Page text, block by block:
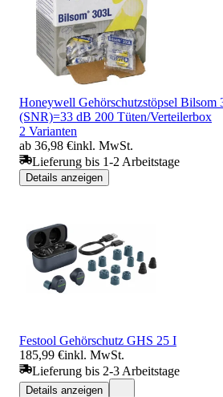
Honeywell Gehörschutzstöpsel Bilsom
(SNR)=33 dB 200 Tüten/Verteilerbox
2 Varianten
ab 36,98 €inkl. MwSt.
Lieferung bis 1-2 Arbeitstage
Details anzeigen
Festool Gehörschutz GHS 25 I
185,99 €inkl. MwSt.
Lieferung bis 2-3 Arbeitstage
Details anzeigen